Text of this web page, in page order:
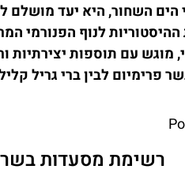
הים השחור, היא יעד מושלם
לנוף הפנורמי
מוגש עם תוספות יצירתיות
פרימיום לבין ברי גריל
רשימת מסעדות בשר